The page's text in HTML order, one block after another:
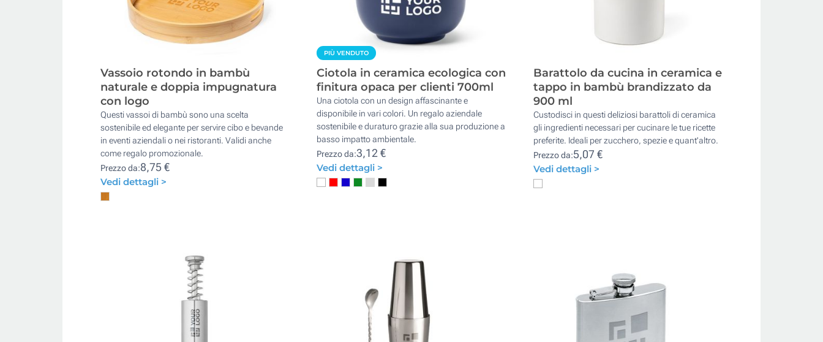
Vassoio rotondo in bambù
naturale e doppia impugnatura
con logo
Questi vassoi di bambù sono una scelta
sostenibile ed elegante per servire cibo e bevande
in eventi aziendali o nei ristoranti. Validi anche
come regalo promozionale.
Prezzo da:8,75 €
Vedi dettagli >
PIÙ VENDUTO
Ciotola in ceramica ecologica con
finitura opaca per clienti 700ml
Una ciotola con un design affascinante e
disponibile in vari colori. Un regalo aziendale
sostenibile e duraturo grazie alla sua produzione a
basso impatto ambientale.
Prezzo da:3,12 €
Vedi dettagli >
Barattolo da cucina in ceramica e
tappo in bambù brandizzato da
900 ml
Custodisci in questi deliziosi barattoli di ceramica
gli ingredienti necessari per cucinare le tue ricette
preferite. Ideali per zucchero, spezie e quant'altro.
Prezzo da:5,07 €
Vedi dettagli >